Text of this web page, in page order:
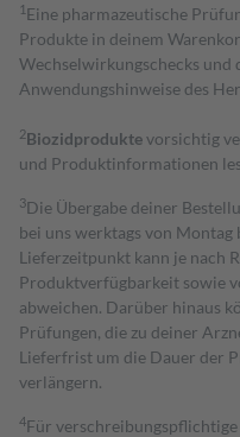
1 Eine pharmazeutische
Produkte in deinem
Wechselwirkungschecks und
Anwendungshinweise des
2Biozidproduktevorsichtig
und Produktinformationen
3Die Übergabe deiner
bei uns werktags von Montag
Lieferzeitpunkt kann je nach
Produktverfügbarkeit sowie
abweichen. Darüber hinaus
Prüfungen, die zu deiner
Lieferfrist um die Dauer der
verlängern.
4Für